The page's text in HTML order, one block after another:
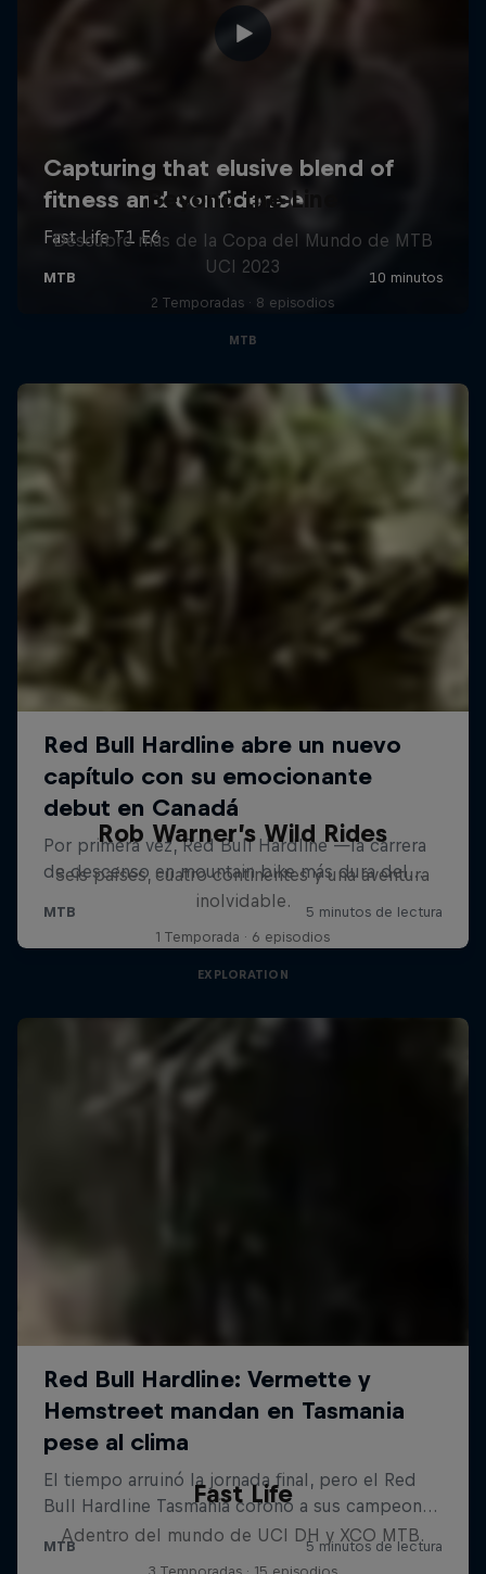
Beyond the Line
Descubre más de la Copa del Mundo de MTB
UCI 2023
2 Temporadas · 8 episodios
MTB
Rob Warner’s Wild Rides
Seis países, cuatro continentes y una aventura
inolvidable.
1 Temporada · 6 episodios
EXPLORATION
Fast Life
Adentro del mundo de UCI DH y XCO MTB.
3 Temporadas · 15 episodios